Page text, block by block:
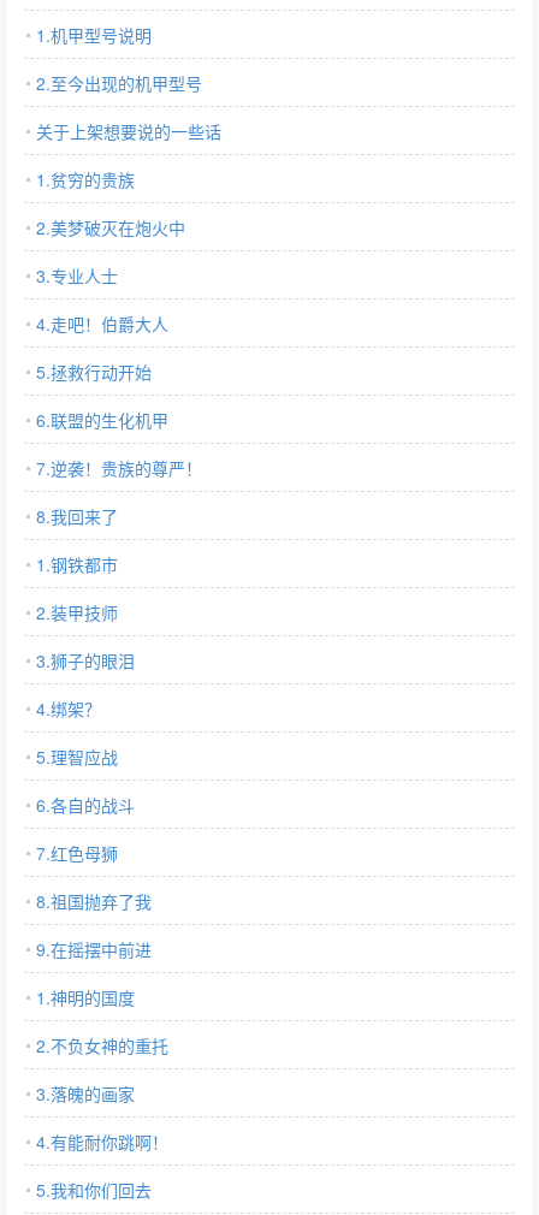
1.机甲型号说明
2.至今出现的机甲型号
关于上架想要说的一些话
1.贫穷的贵族
2.美梦破灭在炮火中
3.专业人士
4.走吧！伯爵大人
5.拯救行动开始
6.联盟的生化机甲
7.逆袭！贵族的尊严！
8.我回来了
1.钢铁都市
2.装甲技师
3.狮子的眼泪
4.绑架？
5.理智应战
6.各自的战斗
7.红色母狮
8.祖国抛弃了我
9.在摇摆中前进
1.神明的国度
2.不负女神的重托
3.落魄的画家
4.有能耐你跳啊！
5.我和你们回去